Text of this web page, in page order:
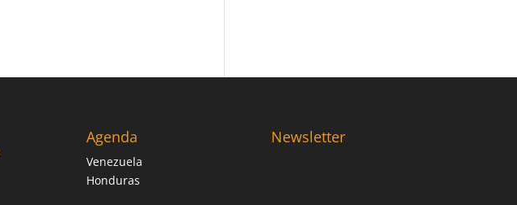
Agenda
Venezuela
Honduras
Newsletter